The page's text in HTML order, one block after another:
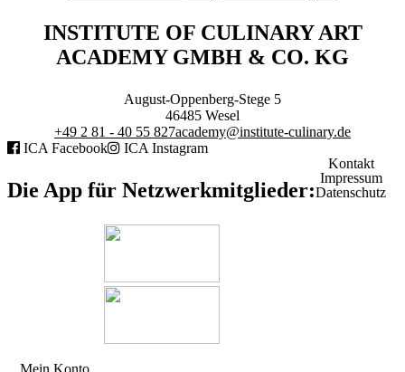
Retailgastronomie
Mobilitygastronomie
Eventgastronomie
Educationgastronomie
Marken- & Systemgastronomie
Experten
Berufsqualifikation
INSTITUTE OF CULINARY ART
ACADEMY GMBH & CO. KG
August-Oppenberg-Stege 5
46485 Wesel
+49 2 81 - 40 55 827academy@institute-culinary.de
ICA Facebook
ICA Instagram
Die App für Netzwerkmitglieder:
Kontakt
Impressum
Datenschutz